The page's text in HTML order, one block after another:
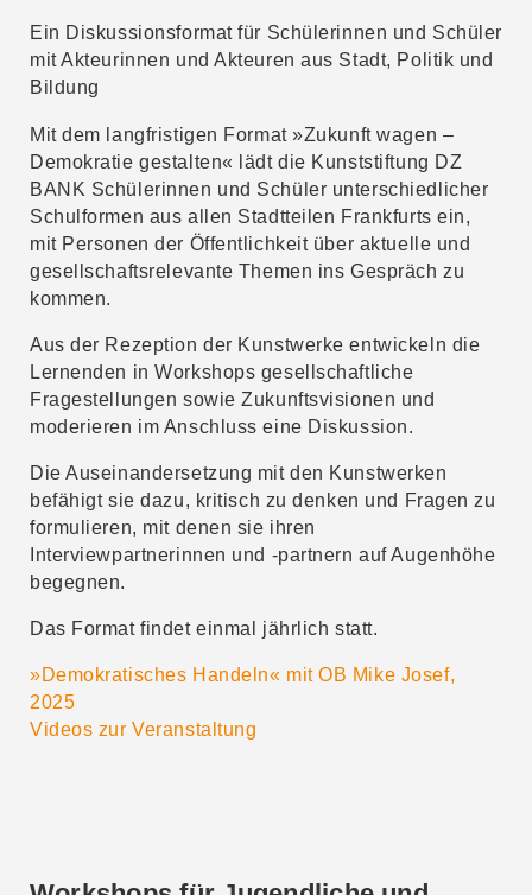
Ein Diskussionsformat für Schülerinnen und Schüler
mit Akteurinnen und Akteuren aus Stadt, Politik und
Bildung
Mit dem langfristigen Format »Zukunft wagen –
Demokratie gestalten« lädt die Kunststiftung DZ
BANK Schülerinnen und Schüler unterschiedlicher
Schulformen aus allen Stadtteilen Frankfurts ein,
mit Personen der Öffentlichkeit über aktuelle und
gesellschaftsrelevante Themen ins Gespräch zu
kommen.
Aus der Rezeption der Kunstwerke entwickeln die
Lernenden in Workshops gesellschaftliche
Fragestellungen sowie Zukunftsvisionen und
moderieren im Anschluss eine Diskussion.
Die Auseinandersetzung mit den Kunstwerken
befähigt sie dazu, kritisch zu denken und Fragen zu
formulieren, mit denen sie ihren
Interviewpartnerinnen und -partnern auf Augenhöhe
begegnen.
Das Format findet einmal jährlich statt.
»Demokratisches Handeln« mit OB Mike Josef,
2025
Videos zur Veranstaltung